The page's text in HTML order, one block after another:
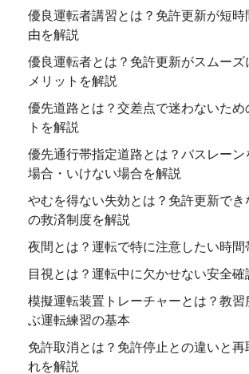
優良運転者講習とは？免許更新が短時
由を解説
優良運転者とは？免許更新がスムーズ
メリットを解説
優先道路とは？交差点で迷わないため
トを解説
優先通行帯指定道路とは？バスレーン
場合・いけない場合を解説
やむを得ない失効とは？免許更新でき
の救済制度を解説
夜間とは？運転で特に注意したい時
目視とは？運転中に欠かせない安全
模擬運転装置トレーチャーとは？教習
ぶ運転練習の基本
免許取消とは？免許停止との違いと
れを解説